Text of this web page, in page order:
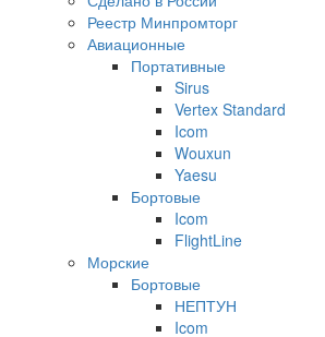
Реестр Минпромторг
Авиационные
Портативные
Sirus
Vertex Standard
Icom
Wouxun
Yaesu
Бортовые
Icom
FlightLine
Морские
Бортовые
НЕПТУН
Icom